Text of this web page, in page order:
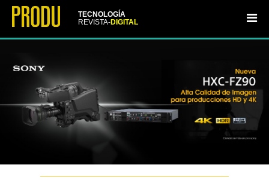
TECNOLOGÍA
REVISTA-DIGITAL